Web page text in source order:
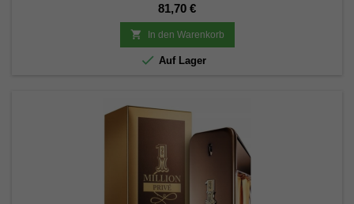
Preis
81,70 €
 In den Warenkorb
 Auf Lager